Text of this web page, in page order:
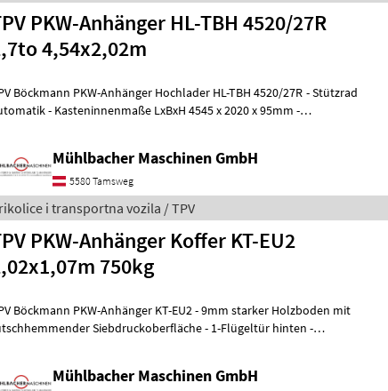
PKW-Anhänger HL-TBH 4520/27R
4,54x2,02m
Böckmann PKW-Anhänger Hochlader HL-TBH 4520/27R - Stützrad
- Kasteninnenmaße LxBxH 4545 x 2020 x 95mm -
Mühlbacher Maschinen GmbH
5580 Tamsweg
i transportna vozila / TPV
PKW-Anhänger Koffer KT-EU2
750kg
Böckmann PKW-Anhänger KT-EU2 - 9mm starker Holzboden mit
Siebdruckoberfläche - 1-Flügeltür hinten -
Mühlbacher Maschinen GmbH